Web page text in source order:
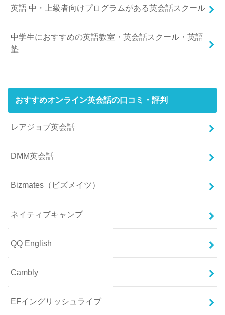
英語 中・上級者向けプログラムがある英会話スクール
中学生におすすめの英語教室・英会話スクール・英語
塾
おすすめオンライン英会話の口コミ・評判
レアジョブ英会話
DMM英会話
Bizmates（ビズメイツ）
ネイティブキャンプ
QQ English
Cambly
EFイングリッシュライブ